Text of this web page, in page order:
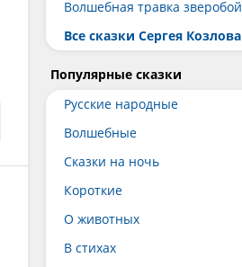
Волшебная травка зверобой
Все сказки Сергея Козлова
Популярные сказки
Русские народные
Волшебные
Сказки на ночь
Короткие
О животных
В стихах